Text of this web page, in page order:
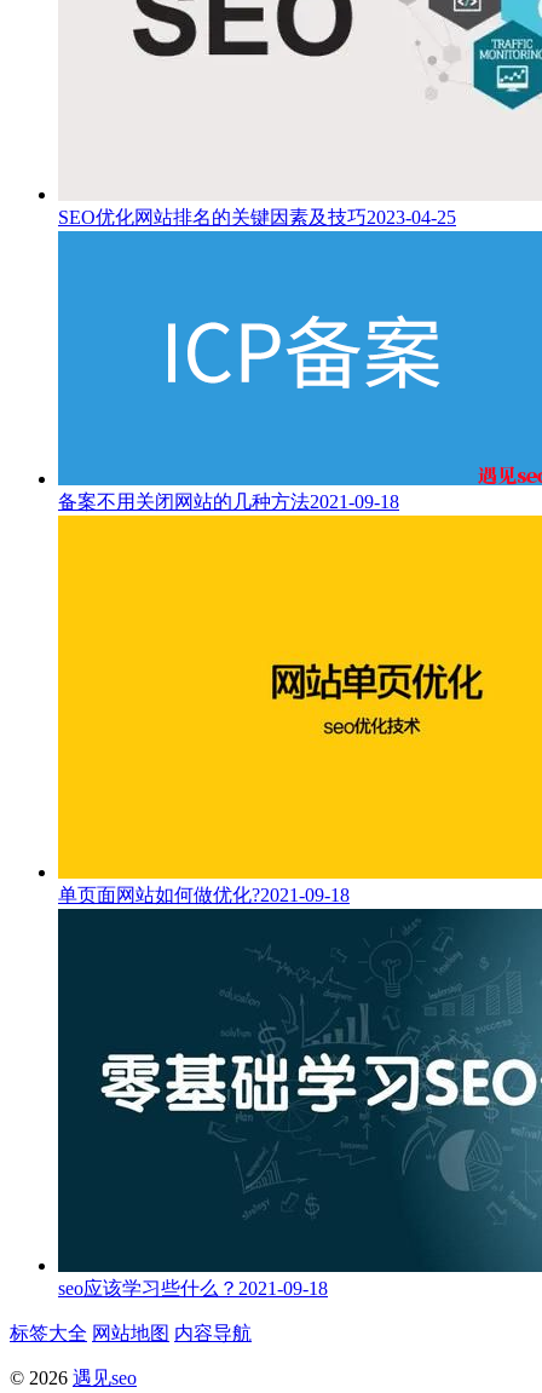
SEO优化网站排名的关键因素及技巧2023-04-25
备案不用关闭网站的几种方法2021-09-18
单页面网站如何做优化?2021-09-18
seo应该学习些什么？ 2021-09-18
标签大全 网站地图 内容导航
© 2026 遇见seo